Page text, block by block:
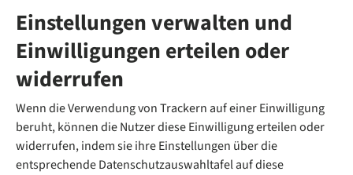
Einstellungen verwalten und
Einwilligungen erteilen oder
widerrufen
Wenn die Verwendung von Trackern auf einer Einwilligung
beruht, können die Nutzer diese Einwilligung erteilen oder
widerrufen, indem sie ihre Einstellungen über die
entsprechende Datenschutzauswahltafel auf diese